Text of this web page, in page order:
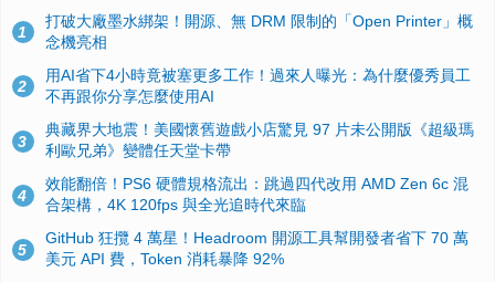
1
打破大廠墨水綁架！開源、無 DRM 限制的「Open Printer」概
念機亮相
2
用AI省下4小時竟被塞更多工作！過來人曝光：為什麼優秀員工
不再跟你分享怎麼使用AI
3
典藏界大地震！美國懷舊遊戲小店驚見 97 片未公開版《超級瑪
利歐兄弟》變體任天堂卡帶
4
效能翻倍！PS6 硬體規格流出：跳過四代改用 AMD Zen 6c 混
合架構，4K 120fps 與全光追時代來臨
5
GitHub 狂攬 4 萬星！Headroom 開源工具幫開發者省下 70 萬
美元 API 費，Token 消耗暴降 92%